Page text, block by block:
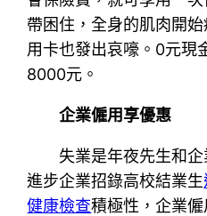
帶困住，全身的肌肉開
用卡也發出哀嚎。0元現
8000元。
企業僱用享優惠
失業是年夜先生和
進步企業招錄高校結業生
健康檢查積極性，企業僱